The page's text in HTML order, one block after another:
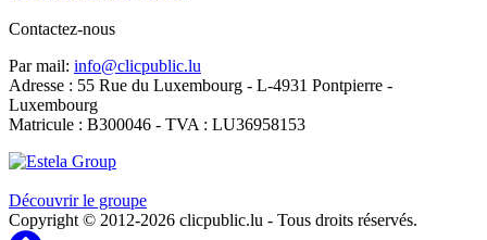
Contactez-nous
Par mail: info@clicpublic.lu
Adresse : 55 Rue du Luxembourg - L-4931 Pontpierre -
Luxembourg
Matricule : B300046 - TVA : LU36958153
Découvrir le groupe
Copyright © 2012-2026 clicpublic.lu - Tous droits réservés.